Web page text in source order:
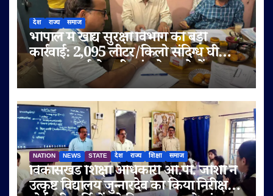
देश राज्य समाज
भोपाल में खाद्य सुरक्षा विभाग की बड़ी
कार्रवाई: 2,095 लीटर/किलो संदिग्ध घी
जब्त, सप्लाई चेन भी जांच के दायरे में
NATION NEWS STATE देश राज्य शिक्षा समाज
विकासखंड शिक्षा अधिकारी ओ.पी. जोशी ने
उत्कृष्ट विद्यालय जुन्नारदेव का किया निरीक्षण,